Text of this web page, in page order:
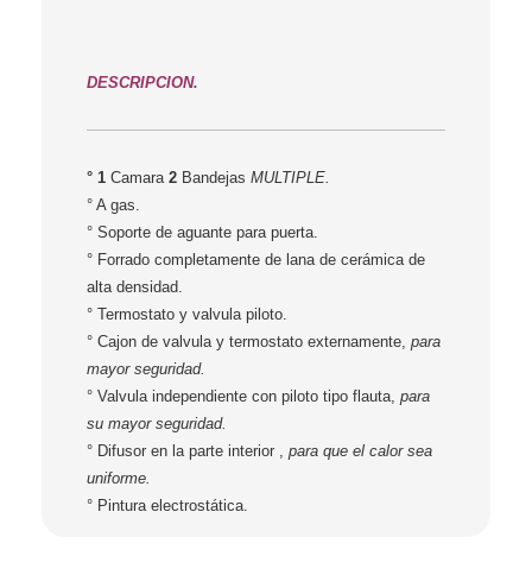
DESCRIPCION.
° 1Camara 2Bandejas MULTIPLE.
° A gas.
° Soporte de aguante para puerta.
° Forrado completamente de lana de cerámica de
alta densidad.
° Termostato y valvula piloto.
° Cajon de valvula y termostato externamente, para
mayor seguridad.
° Valvula independiente con piloto tipo flauta, para
su mayor seguridad.
° Difusor en la parte interior , para que el calor sea
uniforme.
° Pintura electrostática.